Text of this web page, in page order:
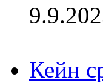
Кейн